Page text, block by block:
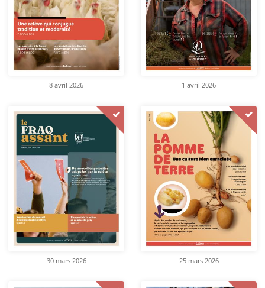
8 avril 2026 1 avril 2026
30 mars 2026 25 mars 2026